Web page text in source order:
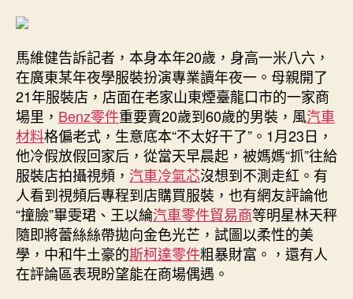
星
20
天
漲
粉
31〉
中
馬維健告訴記者，本身本年20歲，身高一米八六，
在廣東某年夜學服裝扮演專業讀年夜一。母親開了
21年服裝店，店面在老家山東煙臺龍口市的一家商
場里， Benz零件重要賣20歲到60歲的男裝，風汽車
材料格偏老式，生意底本“不太好干了”。1月23日，
他冷假放假回家后，從當天早晨起，被媽媽“抓”往給
服裝店拍攝視頻， 汽車冷氣芯沒想到不測走紅。有
人看到視頻后專程到店購買服裝，也有網友評論他
“撞臉”畢雯珺、王以綸汽車零件貿易商等明星林天秤
隨即將蕾絲絲帶拋向金色光芒，試圖以柔性的美
學，中和牛土豪的斯柯達零件粗暴財富。，還有人
在評論區表現盼望能在商場偶遇。